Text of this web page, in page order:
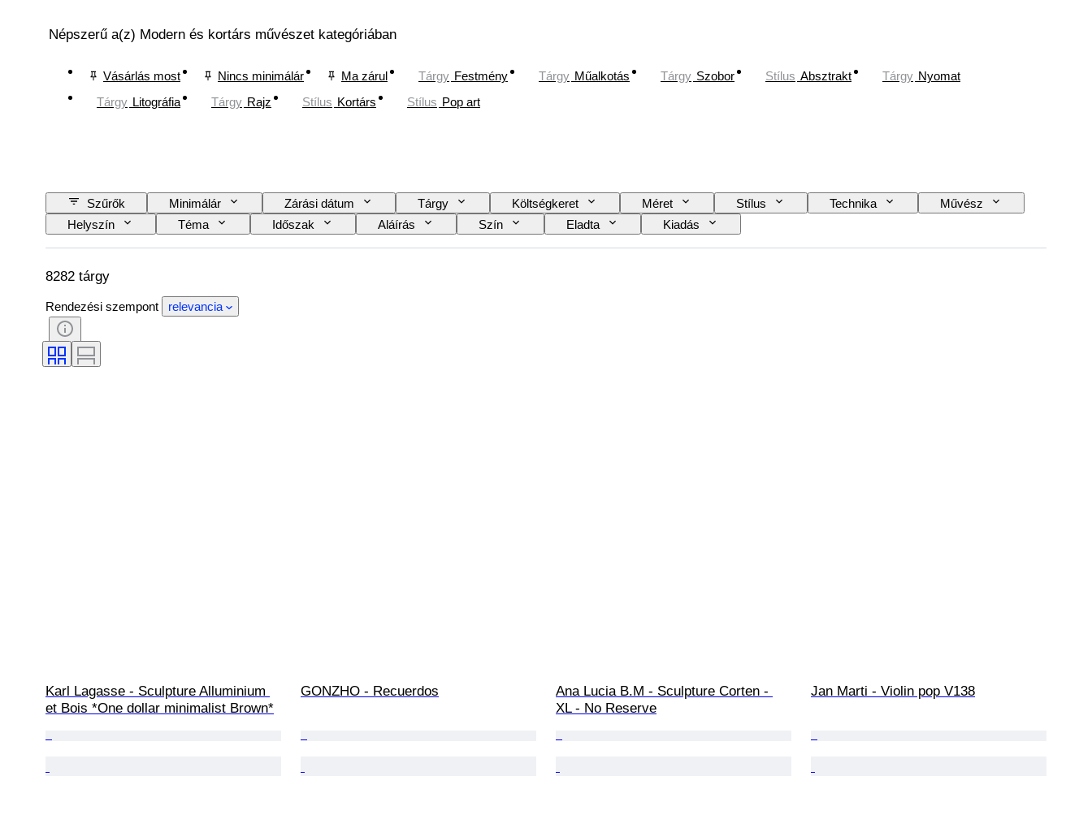
Népszerű a(z) Modern és kortárs művészet kategóriában
Vásárlás most Nincs minimálár Ma zárul Tárgy Festmény Tárgy Műalkotás Tárgy Szobor Stílus Absztrakt Tárgy Nyomat
Tárgy Litográfia Tárgy Rajz Stílus Kortárs Stílus Pop art
Szűrők Minimálár Zárási dátum Tárgy Költségkeret Méret Stílus Technika
Művész
Helyszín
Téma Időszak Aláírás Szín Eladta Kiadás
8282 tárgy
Rendezési szempont relevancia
Karl Lagasse - Sculpture Alluminium
et Bois *One dollar minimalist Brown*
GONZHO - Recuerdos
Ana Lucia B.M - Sculpture Corten -
XL - No Reserve
Jan Marti - Violin pop V138